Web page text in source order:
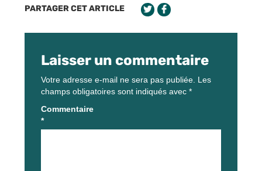
PARTAGER CET ARTICLE
Laisser un commentaire
Votre adresse e-mail ne sera pas publiée. Les
champs obligatoires sont indiqués avec *
Commentaire
*